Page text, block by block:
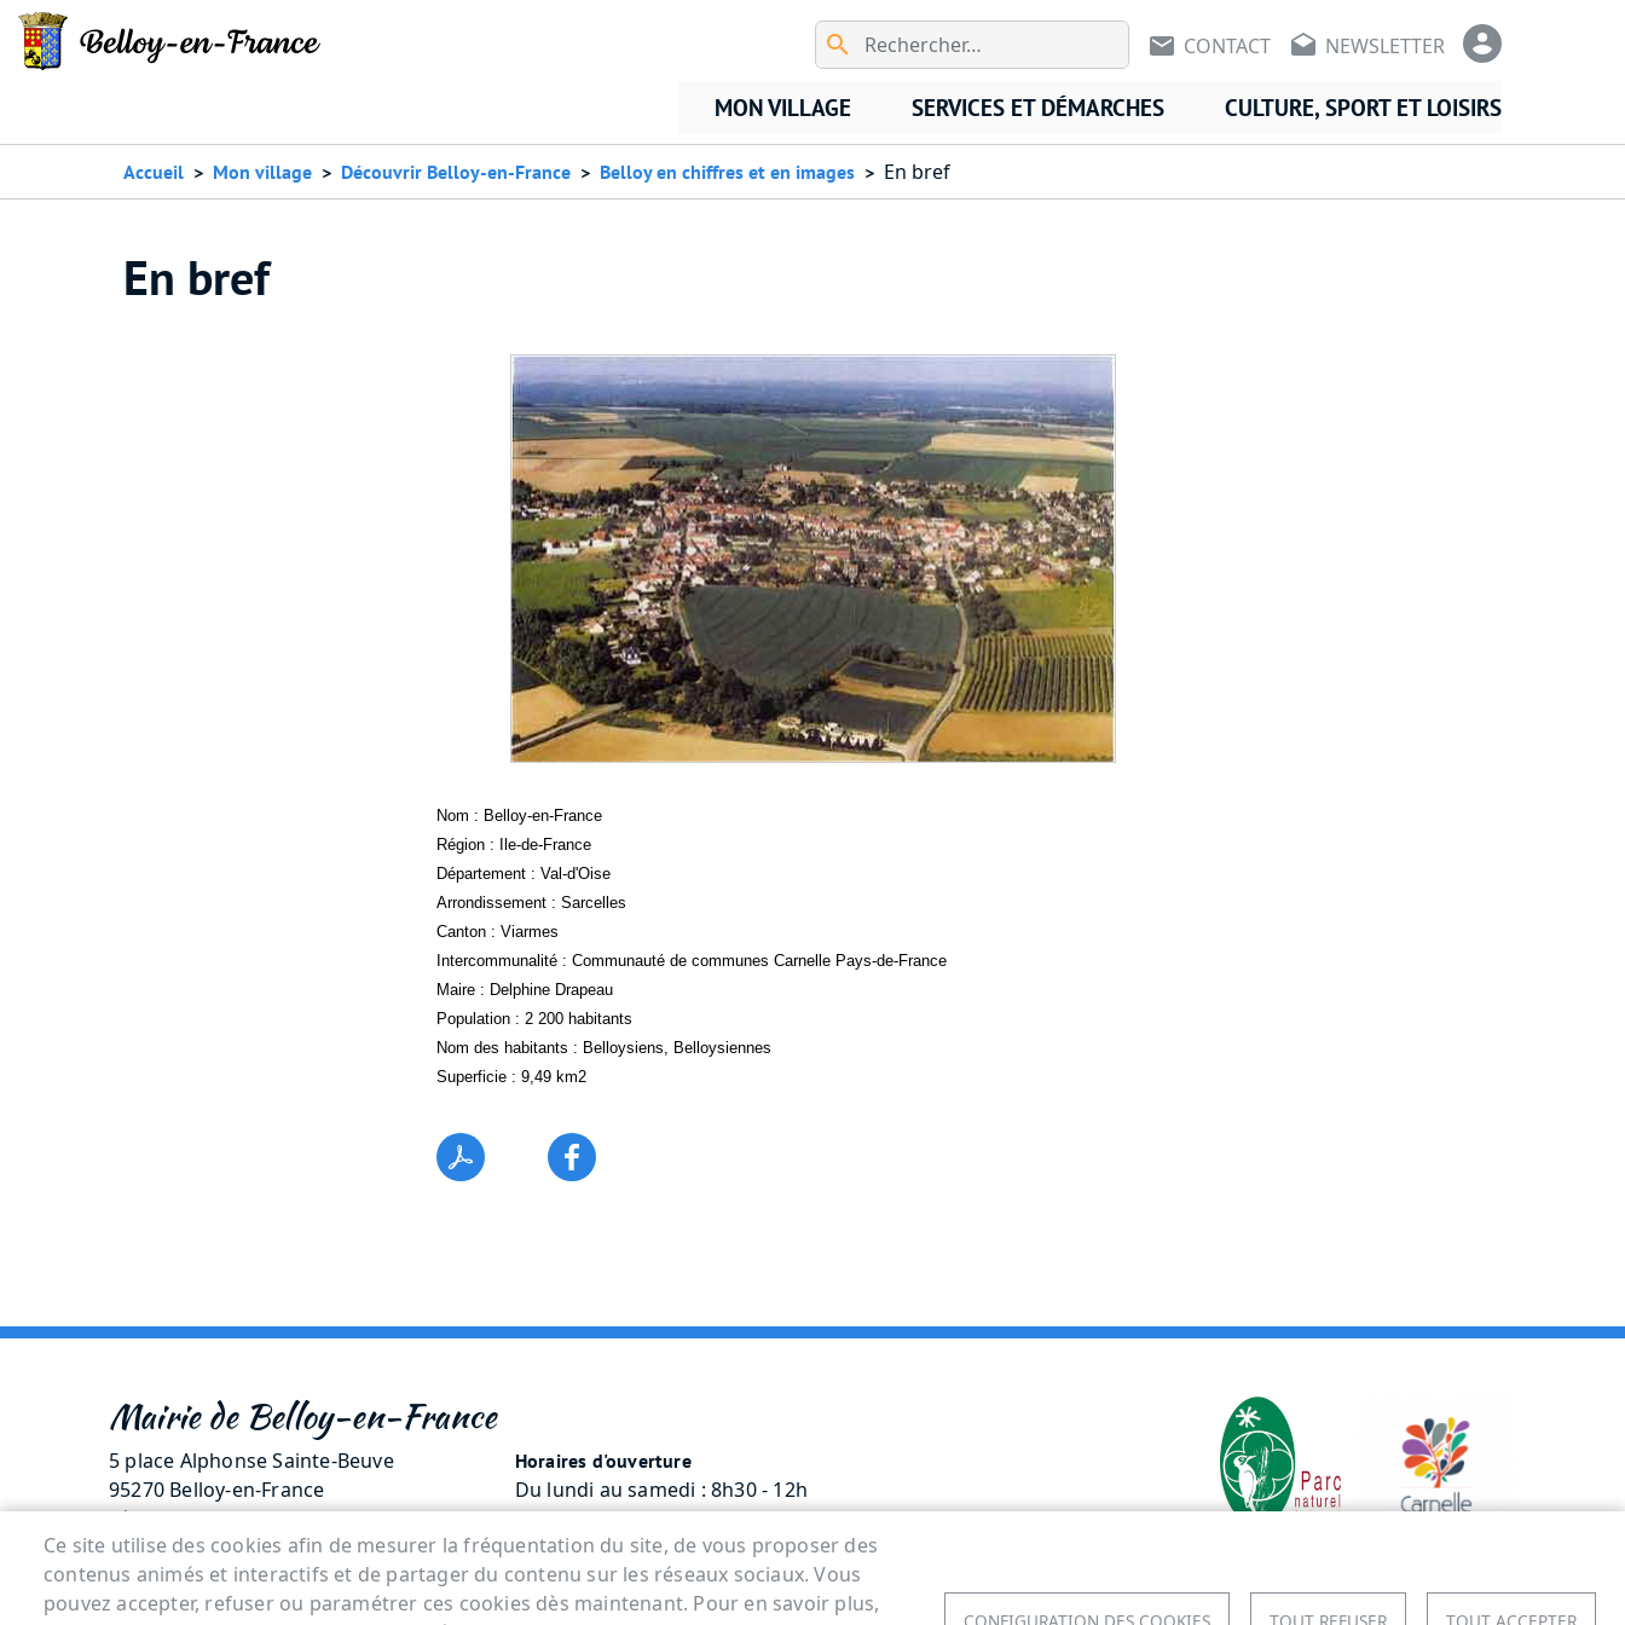
En-tête -
En-tête - Communication
CONTACT NEWSLETTER
MON VILLAGE SERVICES ET DÉMARCHES CULTURE, SPORT ET LOISIRS
Accueil Mon village Découvrir Belloy-en-France Belloy en chiffres et en images En bref
En bref
Nom : Belloy-en-France
Région : Ile-de-France
Département : Val-d'Oise
Arrondissement : Sarcelles
Canton : Viarmes
Intercommunalité : Communauté de communes Carnelle Pays-de-France
Maire : Delphine Drapeau
Population : 2 200 habitants
Nom des habitants : Belloysiens, Belloysiennes
Superficie : 9,49 km2
Mairie de Belloy-en-France
5 place Alphonse Sainte-Beuve
95270 Belloy-en-France
Tél. 01 30 35 70 14
Horaires d'ouverture
Du lundi au samedi : 8h30 - 12h
Mercredi : 8h30 - 12h / 13h30 - 17h45
Menu Pied de page
Ce site utilise des cookies afin de mesurer la fréquentation du site, de vous proposer des
contenus animés et interactifs et de partager du contenu sur les réseaux sociaux. Vous
pouvez accepter, refuser ou paramétrer ces cookies dès maintenant. Pour en savoir plus,